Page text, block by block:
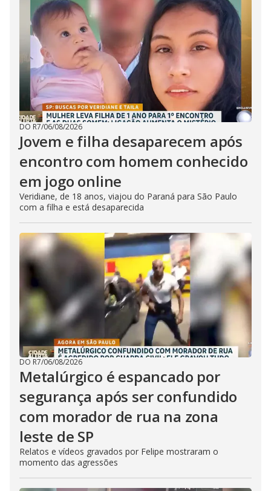
DO R7/06/08/2026
Jovem e filha desaparecem após
encontro com homem conhecido
em jogo online
Veridiane, de 18 anos, viajou do Paraná para São Paulo
com a filha e está desaparecida
DO R7/06/08/2026
Metalúrgico é espancado por
segurança após ser confundido
com morador de rua na zona
leste de SP
Relatos e vídeos gravados por Felipe mostraram o
momento das agressões